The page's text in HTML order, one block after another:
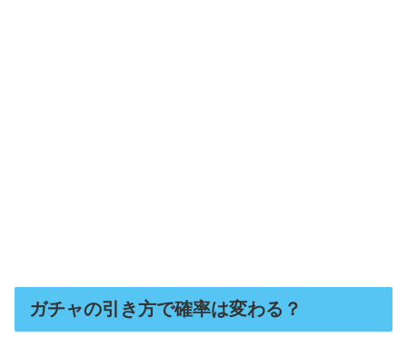
ガチャの引き方で確率は変わる？